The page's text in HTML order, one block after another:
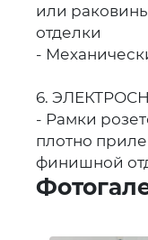
или
отделки
-
6.
- Рамки
плотно
финишной